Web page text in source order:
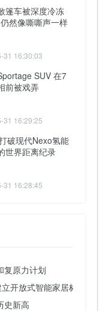
篷车被深度冷冻
然像嘶嘶声一样
31 16:30:03
SUV 在7
前被戏弄
31 16:29:25
破现代Nexo氢能
世界距离纪录
31 16:28:45
复原力计划
开放式智能家居标准
史新高